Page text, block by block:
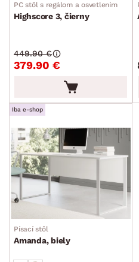
PC stôl s regálom a osvetlením
Highscore 3, čierny
379.90 €
449.90 €
Iba e-shop
Písací stôl
Amanda, biely